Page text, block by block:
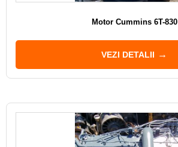
Motor Cummins 6T-830
VEZI DETALII